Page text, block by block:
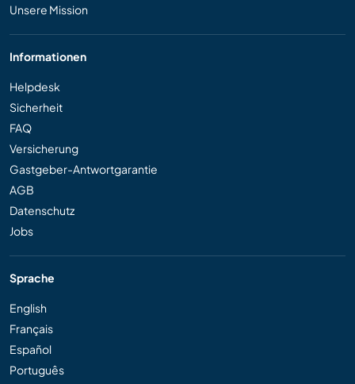
Unsere Mission
Informationen
Helpdesk
Sicherheit
FAQ
Versicherung
Gastgeber-Antwortgarantie
AGB
Datenschutz
Jobs
Sprache
English
Français
Español
Português